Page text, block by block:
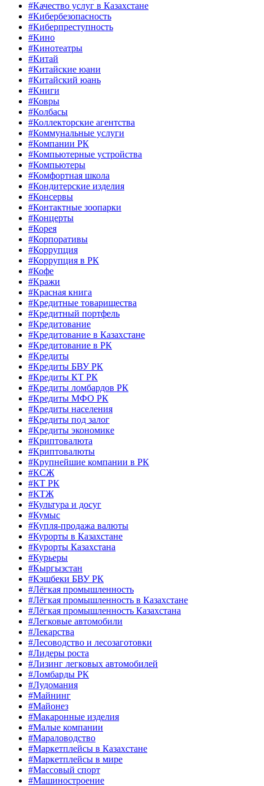
#Качество услуг в Казахстане
#Кибербезопасность
#Киберпреступность
#Кино
#Кинотеатры
#Китай
#Китайские юани
#Китайский юань
#Книги
#Ковры
#Колбасы
#Коллекторские агентства
#Коммунальные услуги
#Компании РК
#Компьютерные устройства
#Компьютеры
#Комфортная школа
#Кондитерские изделия
#Консервы
#Контактные зоопарки
#Концерты
#Корея
#Корпоративы
#Коррупция
#Коррупция в РК
#Кофе
#Кражи
#Красная книга
#Кредитные товарищества
#Кредитный портфель
#Кредитование
#Кредитование в Казахстане
#Кредитование в РК
#Кредиты
#Кредиты БВУ РК
#Кредиты КТ РК
#Кредиты ломбардов РК
#Кредиты МФО РК
#Кредиты населения
#Кредиты под залог
#Кредиты экономике
#Криптовалюта
#Криптовалюты
#Крупнейшие компании в РК
#КСЖ
#КТ РК
#КТЖ
#Культура и досуг
#Кумыс
#Купля-продажа валюты
#Курорты в Казахстане
#Курорты Казахстана
#Курьеры
#Кыргызстан
#Кэшбеки БВУ РК
#Лёгкая промышленность
#Лёгкая промышленность в Казахстане
#Лёгкая промышленность Казахстана
#Легковые автомобили
#Лекарства
#Лесоводство и лесозаготовки
#Лидеры роста
#Лизинг легковых автомобилей
#Ломбарды РК
#Лудомания
#Майнинг
#Майонез
#Макаронные изделия
#Малые компании
#Мараловодство
#Маркетплейсы в Казахстане
#Маркетплейсы в мире
#Массовый спорт
#Машиностроение